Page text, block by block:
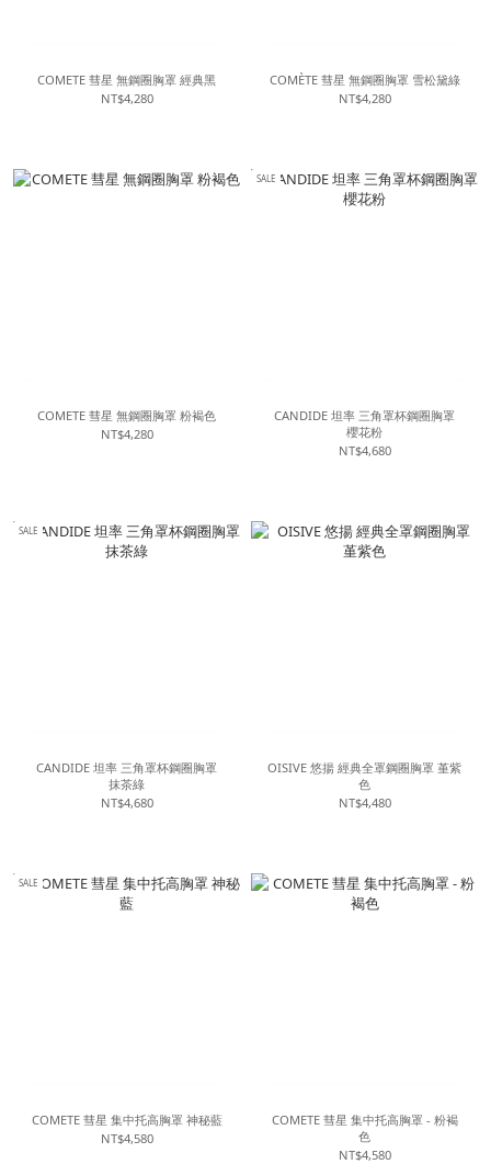
COMETE 彗星 無鋼圈胸罩 經典黑
NT$4,280
COMÈTE 彗星 無鋼圈胸罩 雪松黛綠
NT$4,280
COMETE 彗星 無鋼圈胸罩 粉褐色
NT$4,280
SALE
CANDIDE 坦率 三角罩杯鋼圈胸罩
櫻花粉
NT$4,680
SALE
CANDIDE 坦率 三角罩杯鋼圈胸罩
抹茶綠
NT$4,680
OISIVE 悠揚 經典全罩鋼圈胸罩 堇紫
色
NT$4,480
SALE
COMETE 彗星 集中托高胸罩 神秘藍
NT$4,580
COMETE 彗星 集中托高胸罩 - 粉褐
色
NT$4,580